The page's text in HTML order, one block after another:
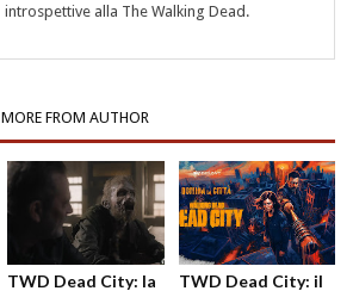
introspettive alla The Walking Dead.
MORE FROM AUTHOR
TWD Dead City: la TWD Dead City: il